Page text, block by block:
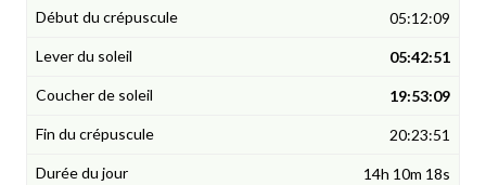
05:12:09
05:42:51
19:53:09
20:23:51
14h 10m 18s